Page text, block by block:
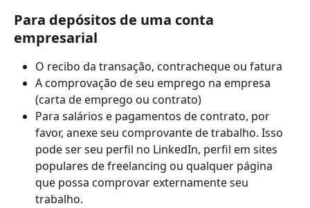
Para depósitos de uma conta
empresarial
O recibo da transação, contracheque ou fatura
A comprovação de seu emprego na empresa
(carta de emprego ou contrato)
Para salários e pagamentos de contrato, por
favor, anexe seu comprovante de trabalho. Isso
pode ser seu perfil no LinkedIn, perfil em sites
populares de freelancing ou qualquer página
que possa comprovar externamente seu
trabalho.